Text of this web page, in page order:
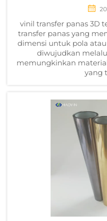
vinil transfer panas 3D
transfer panas yang
dimensi untuk pola
diwujudkan
memungkinkan
yang